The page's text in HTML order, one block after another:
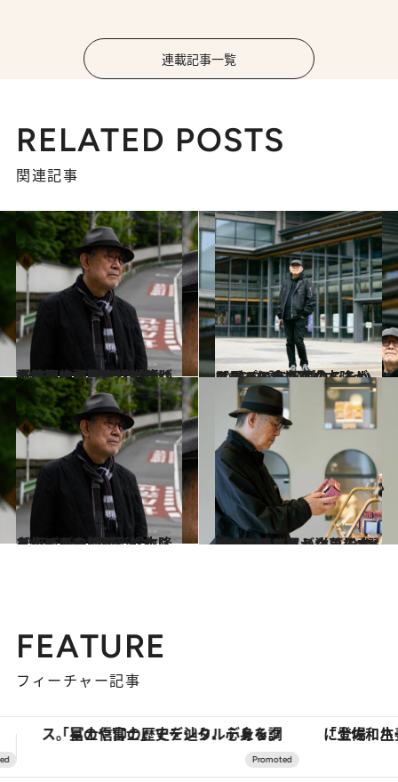
連載記事一覧
RELATED POSTS
関連記事
2025.4.8
【まとめを読む】「ぼくの風街めぐり」に出かけよう 作詞家・松本隆が語る青山の生家、63歳で“おひとりさま移住”した神戸での新生活…
カルチャー 2025.12.8
【#11を読む】松本隆がはっぴいえんどのころからずっと京都に住みたいと思っていた理由
カルチャー
2023.7.16
【初めから読む】松本隆と歩くぼくの風街「ねえ、ぼくの“風街”めぐりをしてみない？」
カルチャー 2025.2.5
甘いものに目がない松本隆が神戸で買う洋菓子4選「食べ始めると止まらなくなるんだ」
グルメ
FEATURE
フィーチャー記事
「土佐和ハーブかき氷」がOMO7高知に登場！生姜、山椒、大葉など目にも舌にも涼を呼ぶ郷土の味 【銀座で出合う最旬美容】美髪ケアや上質